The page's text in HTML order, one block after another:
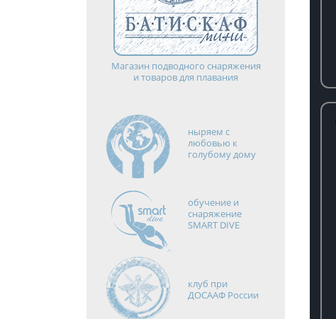
Магазин подводного снаряжения
и товаров для плавания
ныряем с
любовью к
голубому дому
обучение и
снаряжение
SMART DIVE
клуб при
ДОСААФ России